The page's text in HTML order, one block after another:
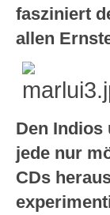
fasziniert
allen
Den Indios
jede nur
CDs